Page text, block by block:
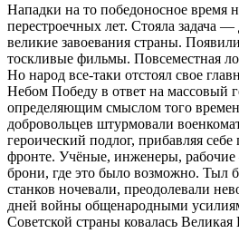
Нападки на то победоносное время
перестроечных лет. Стояла задача —
великие завоевания страны.
тоскливые фильмы. Повсеместная
Но народ все-таки отстоял свое
Небом Победу в ответ на массовый
определяющим смыслом того
добровольцев штурмовали
героический подлог, прибавляя себе
фронте. Учёные, инженеры, рабочие
брони, где это было возможно. Тыл
станков ночевали, преодолевали
дней войны общенародными
Советской страны ковалась Великая